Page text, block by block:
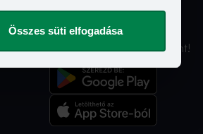
Összes süti elfogadása
További
szolgáltatásaink
Ismerd meg a Bank360 Koint!